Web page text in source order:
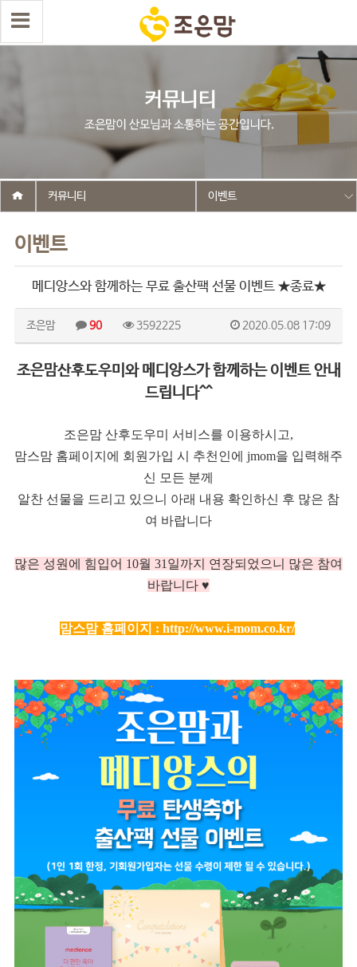
이벤트
커뮤니티 이벤트
메디앙스와 함께하는 무료 출산팩 선물 이벤트 ★종료★
조은맘 90 3592225 2020.05.08 17:09
조은맘산후도우미와 메디앙스가 함께하는 이벤트 안내
드립니다^^
조은맘 산후도우미 서비스를 이용하시고,
맘스맘 홈페이지에 회원가입 시 추천인에 jmom을 입력해주
신 모든 분께
알찬 선물을 드리고 있으니 아래 내용 확인하신 후 많은 참
여 바랍니다
많은 성원에 힘입어 10월 31일까지 연장되었으니 많은 참여
바랍니다 ♥
맘스맘 홈페이지 : http://www.i-mom.co.kr/